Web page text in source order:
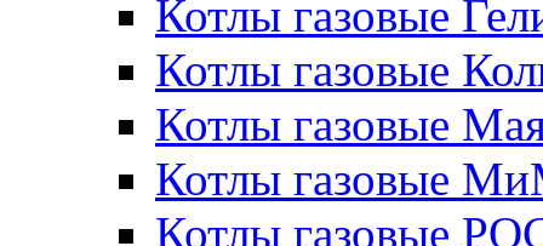
Котлы газовые
Котлы газовые
Котлы газовые
Котлы газовые
Котлы газовые